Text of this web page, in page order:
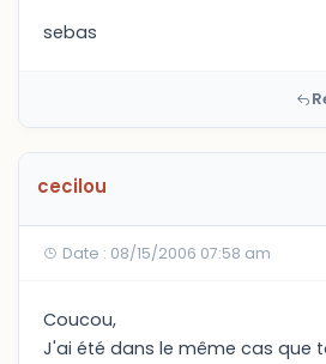
sebas
cecilou
Date : 08/15/2006 07:58 am
Coucou,
J'ai été dans le même cas que